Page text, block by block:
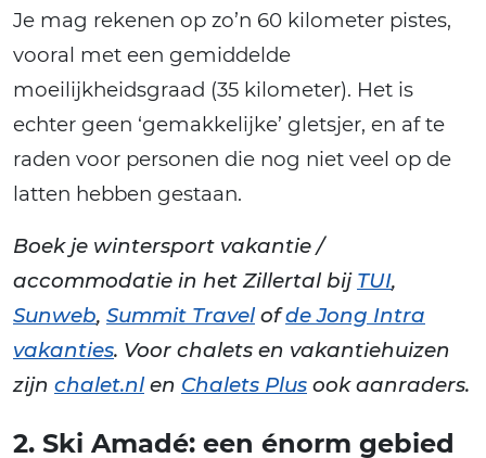
Je mag rekenen op zo’n 60 kilometer pistes,
vooral met een gemiddelde
moeilijkheidsgraad (35 kilometer). Het is
echter geen ‘gemakkelijke’ gletsjer, en af te
raden voor personen die nog niet veel op de
latten hebben gestaan.
Boek je wintersport vakantie /
accommodatie in het Zillertal bij TUI,
Sunweb, Summit Travelofde Jong Intra
vakanties. Voor chalets en vakantiehuizen
zijn chalet.nlen Chalets Plus ook aanraders.
2. Ski Amadé: een énorm gebied